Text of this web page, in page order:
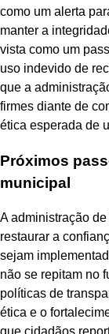
como um alerta
manter a
vista como um
uso indevido de
que a
firmes diante de
ética esperada de
Próximos
municipal
A administração
restaurar a
sejam
não se repitam no
políticas de
ética e o